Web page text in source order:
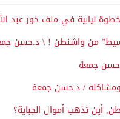
خطوة نيابية في ملف خور عبد
من واشنطن ! \ د.حسن
جمعة
ومشاكله / د.حسن جمعة
أين تذهب أموال الجباية؟